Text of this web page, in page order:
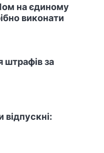
на єдиному
виконати
штрафів за
відпускні: